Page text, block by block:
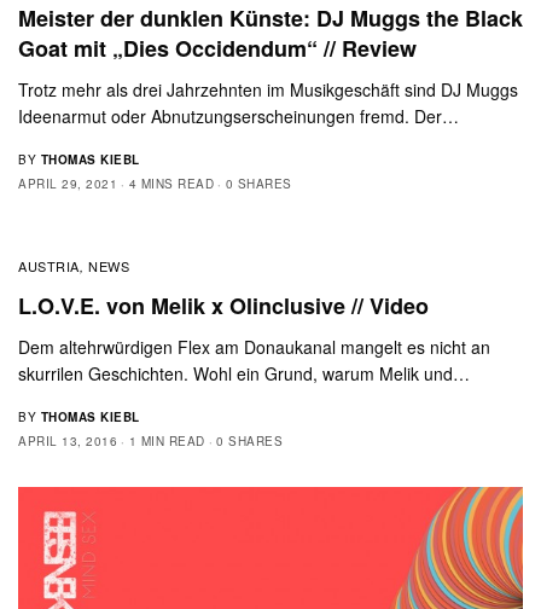
Meister der dunklen Künste: DJ Muggs the Black
Goat mit „Dies Occidendum“ // Review
Trotz mehr als drei Jahrzehnten im Musikgeschäft sind DJ Muggs
Ideenarmut oder Abnutzungserscheinungen fremd. Der…
BY THOMAS KIEBL
APRIL 29, 2021
4 MINS READ 0 SHARES
AUSTRIA, NEWS
L.O.V.E. von Melik x Olinclusive // Video
Dem altehrwürdigen Flex am Donaukanal mangelt es nicht an
skurrilen Geschichten. Wohl ein Grund, warum Melik und…
BY THOMAS KIEBL
APRIL 13, 2016
1 MIN READ 0 SHARES